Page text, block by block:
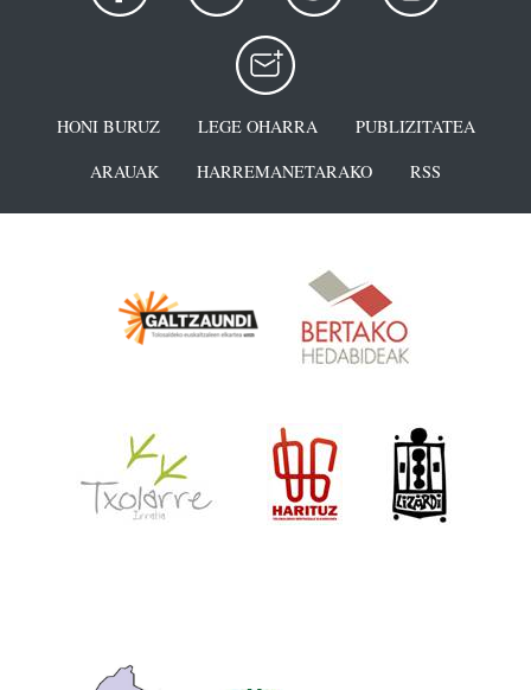
HONI BURUZ LEGE OHARRA
PUBLIZITATEA
ARAUAK
HARREMANETARAKO RSS